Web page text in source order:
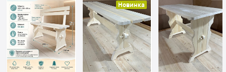
Новинка